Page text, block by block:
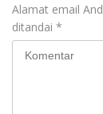
Alamat email
ditandai *